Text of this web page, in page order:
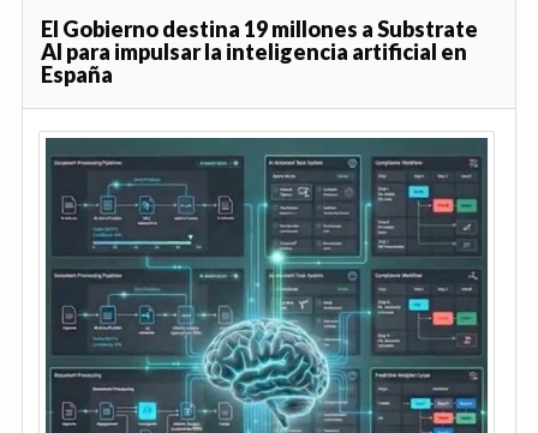
El Gobierno destina 19 millones a Substrate
AI para impulsar la inteligencia artificial en
España